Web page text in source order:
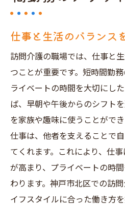
仕事と生活のバランス
訪問介護の職場では、仕事と
つことが重要です。短時間勤
ライベートの時間を大切にし
ば、早朝や午後からのシフト
を家族や趣味に使うことがで
仕事は、他者を支えることで
てくれます。これにより、仕
が高まり、プライベートの時
わります。神戸市北区での訪
イフスタイルに合った働き方